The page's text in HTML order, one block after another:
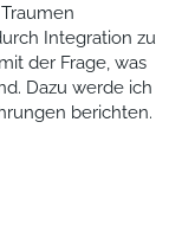
Integration zu
der Frage, was
Dazu werde ich
berichten.